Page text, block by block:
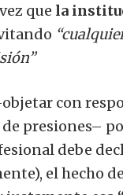
que la
con
presiones–
debe
el hecho